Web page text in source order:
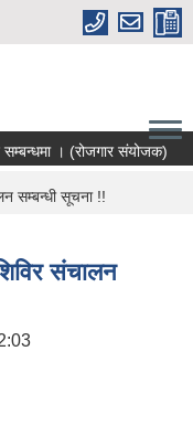
। (रोजगार संयोजक)
सम्बन्धी सूचना !!
संचालन